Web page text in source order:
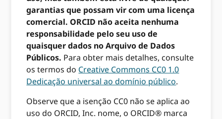
garantias que possam vir com uma licença
comercial. ORCID não aceita nenhuma
responsabilidade pelo seu uso de
quaisquer dados no Arquivo de Dados
Públicos. Para obter mais detalhes, consulte
os termos do Creative Commons CC0 1.0
Dedicação universal ao domínio público.
Observe que a isenção CC0 não se aplica ao
uso do ORCID, Inc. nome, o ORCID® marca